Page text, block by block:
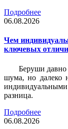
Подробнее
06.08.2026
Чем
ключевых
Беруши
шума, но далеко
разница.
Подробнее
06.08.2026